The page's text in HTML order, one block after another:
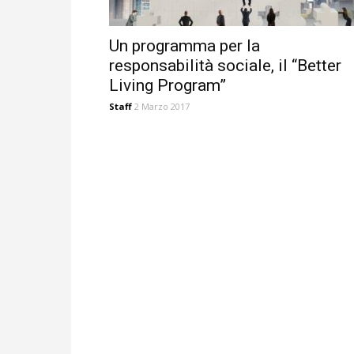
Un programma per la
responsabilità sociale, il “Better
Living Program”
Staff 2 Marzo 2017